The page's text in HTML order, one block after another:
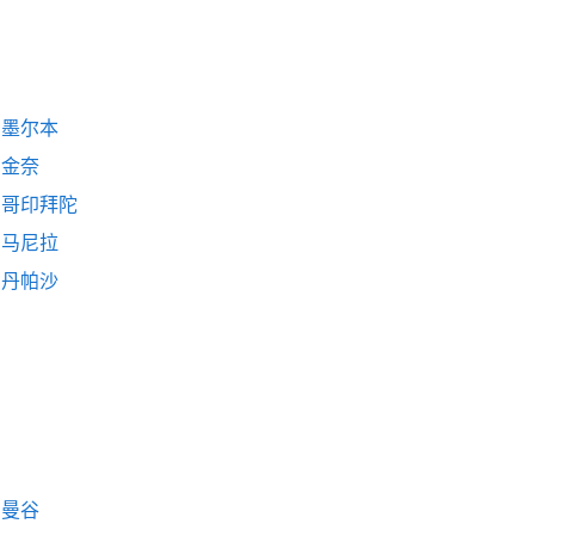
墨尔本
金奈
哥印拜陀
马尼拉
丹帕沙
曼谷